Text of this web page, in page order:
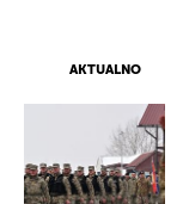
AKTUALNO